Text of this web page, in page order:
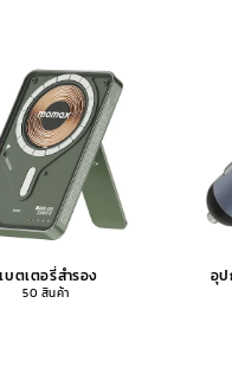
บตเตอรี่สำรอง
50 สินค้า
อุป